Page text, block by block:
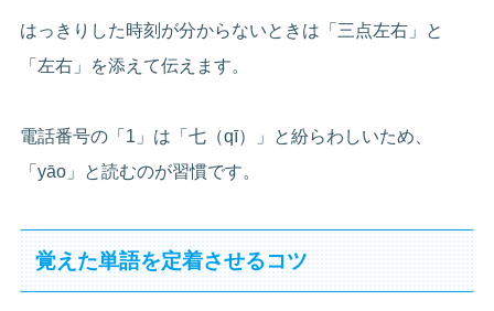
はっきりした時刻が分からないときは「三点左右」と
「左右」を添えて伝えます。
電話番号の「1」は「七（qī）」と紛らわしいため、
「yāo」と読むのが習慣です。
覚えた単語を定着させるコツ